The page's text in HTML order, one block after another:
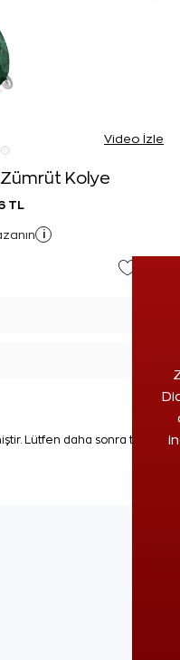
Video İzle
Kolye
TL
i
Lütfen daha sonra tekrar